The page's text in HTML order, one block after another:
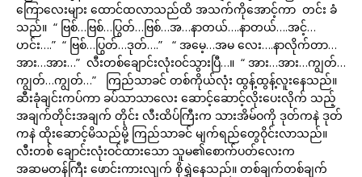
ကြောလေးများ ထောင်ထလာသည်ထိ အသက်ကိုအောင့်ကာ တင်း ခံ
သည်။ “ ဗြစ်…ဗြစ်…ပြွတ်…ဗြစ်…အ…နာတယ်….နာတယ်….အင့်…
ဟင်း….” “ ဗြစ်…ပြွတ်…ဒုတ်….” “ အမေ့…အမ လေး….နာလိုက်တာ…
အား…အား…” လီးတစ်ချောင်းလုံးဝင်သွားပြီ…။ “ အား…အား…ကျွတ်…
ကျွတ်…ကျွတ်…” ကြည်သာခင် တစ်ကိုယ်လုံး ထွန့်ထွန့်လူးနေသည်။
ဆီးခုံချင်းကပ်ကာ ခပ်သာသာလေး ဆောင့်ဆောင့်လိုးပေးလိုက် သည့်
အချက်တိုင်းအချက် တိုင်း လီးထိပ်ကြီးက သားအိမ်ဝကို ဒုတ်ကနဲ ဒုတ်
ကနဲ ထိုးဆောင့်မိသည်မို့ ကြည်သာခင် မျက်ရည်တွေဝိုင်းလာသည်။
လီးတစ် ချောင်းလုံးဝင်ထားသော သူမ၏စောက်ပတ်လေးက
အဆမတန်ကြီး ဖောင်းကားလျက် စိုရွှဲနေသည်။ တစ်ချက်တစ်ချက်